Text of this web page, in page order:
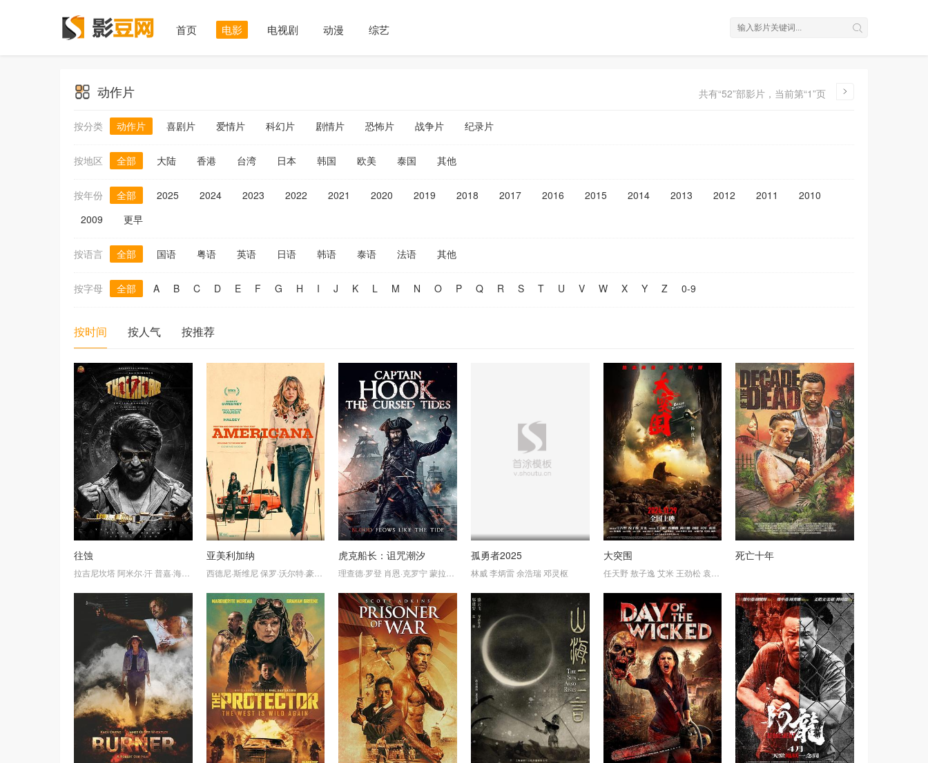
首页 电影 电视剧 动漫 综艺
动作片 共有“52”部影片，当前第“1”页
按分类 动作片 喜剧片 爱情片 科幻片 剧情片 恐怖片 战争片 纪录片
按地区 全部 大陆 香港 台湾 日本 韩国 欧美 泰国 其他
按年份 全部 2025 2024 2023 2022 2021 2020 2019 2018 2017 2016 2015 2014 2013 2012 2011
2010
2009
更早
按语言 全部 国语 粤语 英语 日语 韩语 泰语 法语 其他
按字母 全部 A B C D E F G H I J K L M N O P Q R S T U V W X Y Z 0-9
按时间 按人气 按推荐
往蚀
拉吉尼坎塔 阿米尔·汗普嘉·海婅 基肖尔·库马尔·G·施卢蒂·哈森纳嘎朱纳·阿克肯尼苏宾·沙希尔萨嘉拉吉Upendra RebaMonicaJohn Kanna RaviMonishaBlessyJunior MGR Master
亚美利加纳
西德尼·斯维尼保罗·沃尔特·豪泽 扎恩·迈克拉农埃里克·迪恩哈里特·桑塞姆·哈里斯西蒙·雷克斯 托比·哈斯 DerekHinkey 海尔希乔·阿德勒 唐纳德·赛罗尼
虎克船长：诅咒潮汐
理查德·罗登 肖恩·克罗宁蒙拉杰·巴楚
孤勇者2025
林威李炳雷余浩瑞邓灵枢
大突围
任天野 敖子逸 艾米 王劲松 袁姗姗
死亡十年